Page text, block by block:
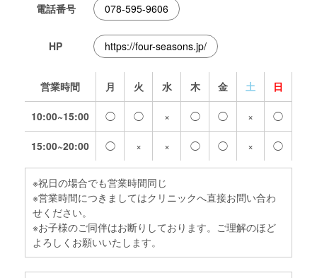
電話番号 078-595-9606
HP https://four-seasons.jp/
営業時間 月 火 水 木 金 土 日
10:00~15:00 ◯ ◯ × ◯ ◯ × ◯
15:00~20:00 ◯ × × ◯ ◯ × ◯
※祝日の場合でも営業時間同じ
※営業時間につきましてはクリニックへ直接お問い合わ
せください。
※お子様のご同伴はお断りしております。ご理解のほど
よろしくお願いいたします。